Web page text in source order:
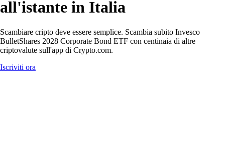
all'istante in Italia
Scambiare cripto deve essere semplice. Scambia subito Invesco
BulletShares 2028 Corporate Bond ETF con centinaia di altre
criptovalute sull'app di Crypto.com.
Iscriviti ora